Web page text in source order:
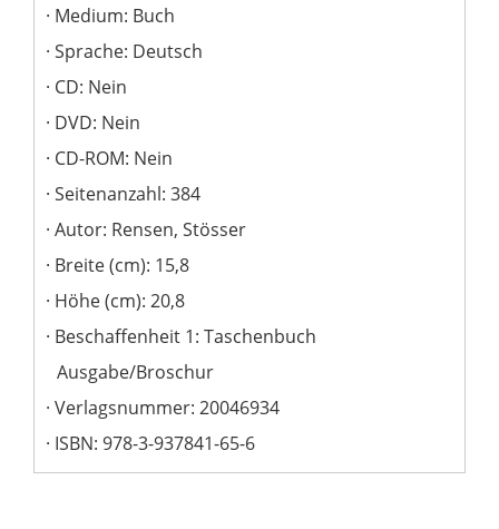
Medium: Buch
Sprache: Deutsch
CD: Nein
DVD: Nein
CD-ROM: Nein
Seitenanzahl: 384
Autor: Rensen, Stösser
Breite (cm): 15,8
Höhe (cm): 20,8
Beschaffenheit 1: Taschenbuch
Ausgabe/Broschur
Verlagsnummer: 20046934
ISBN: 978-3-937841-65-6